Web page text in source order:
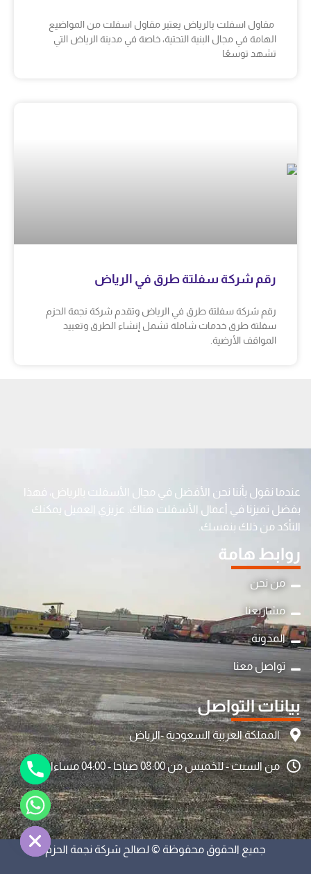
مقاول اسفلت بالرياض يعتبر مقاول اسفلت من المواضيع
الهامة في مجال البنية التحتية، خاصة في مدينة الرياض التي
تشهد توسعًا
رقم شركة سفلتة طرق في الرياض
رقم شركة سفلتة طرق في الرياض وتقدم شركة نجمة الحزم
سفلتة طرق خدمات شاملة تشمل إنشاء الطرق وتعبيد
المواقف الأرضية.
عندما نقول بأننا نحن الأفضل في مجال الأسفلت بالرياض، فهذا
بفضل تميزنا في أعمال الأسفلت هناك. عزيزي العميل يمكنك
التأكد من ذلك بنفسك.
روابط هامة
من نحن
مشاريعنا
المدونة
تواصل معنا
بيانات التواصل
المملكة العربية السعودية -الرياض
من السبت - للخميس من 08:00 صباحا - 04:00 مساءا
جميع الحقوق محفوظة © لصالح شركة نجمة الحزم
H
i
d
e
c
h
a
t